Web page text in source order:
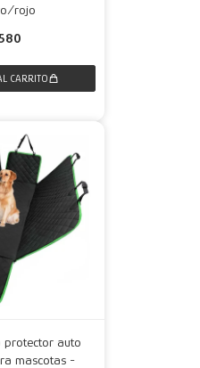
rojo
protector auto
mascotas -